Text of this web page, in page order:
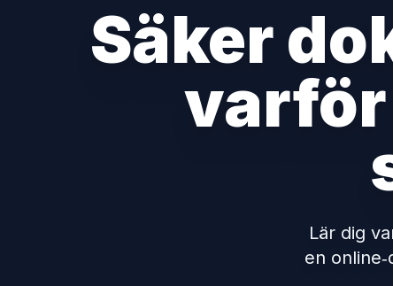
Säker
varför
Lär dig
en